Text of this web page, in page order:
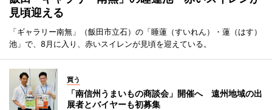
見頃迎える
「ギャラリー南無」（飯田市立石）の「睡蓮（すいれん）・蓮（はす）
池」で、8月に入り、赤いスイレンが見頃を迎えている。
買う
「南信州うまいもの商談会」開催へ 遠州地域の出
展者とバイヤーも初募集